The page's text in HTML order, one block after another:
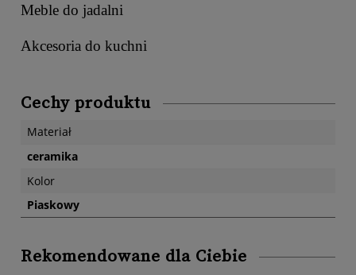
Meble do jadalni
Akcesoria do kuchni
Cechy produktu
Materiał
ceramika
Kolor
Piaskowy
Rekomendowane dla Ciebie